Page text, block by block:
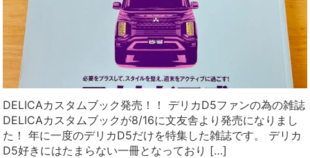
DELICAカスタムブック発売！！ デリカD5ファンの為の雑誌
DELICAカスタムブックが8/16に文友舎より発売になりまし
た！ 年に一度のデリカD5だけを特集した雑誌です。 デリカ
D5好きにはたまらない一冊となっており […]